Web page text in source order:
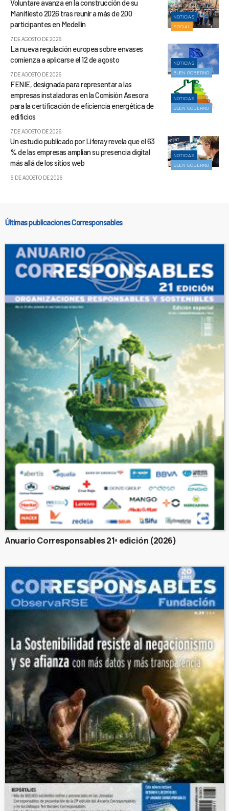
NOTICIAS
SOCIAL
Voluntare avanza en la construcción de su
Manifiesto 2026 tras reunir a más de 200
participantes en Medellín
7 DE AGOSTO DE 2026
NOTICIAS
BUEN GOBIERNO
La nueva regulación europea sobre envases
comienza a aplicarse el 12 de agosto
7 DE AGOSTO DE 2026
NOTICIAS
BUEN GOBIERNO
FENIE, designada para representar a las
empresas instaladoras en la Comisión Asesora
para la certificación de eficiencia energética de
edificios
7 DE AGOSTO DE 2026
NOTICIAS
BUEN GOBIERNO
Un estudio publicado por Liferay revela que el 63
% de las empresas amplían su presencia digital
más allá de los sitios web
6 DE AGOSTO DE 2026
Últimas publicaciones Corresponsables
Anuario Corresponsables 21ª edición (2026)